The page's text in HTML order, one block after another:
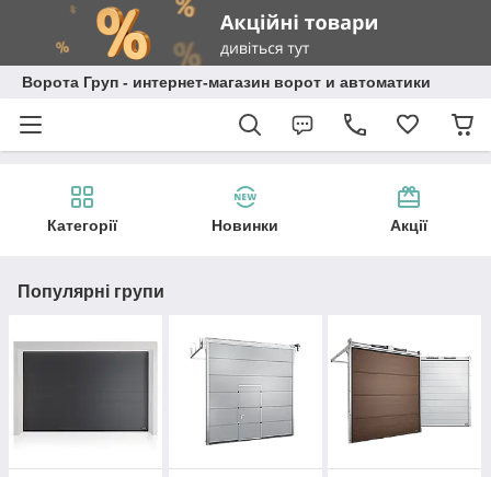
Ворота Груп - интернет-магазин ворот и автоматики
Категорії Новинки Акції
Популярні групи